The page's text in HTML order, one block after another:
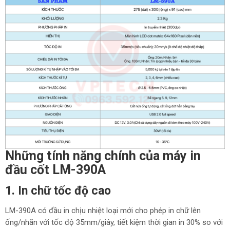
Những tính năng chính của máy in
đầu cốt LM-390A
1. In chữ tốc độ cao
LM-390A có đầu in chịu nhiệt loại mới cho phép in chữ lên
ống/nhãn với tốc độ 35mm/giây, tiết kiệm thời gian in 30% so với